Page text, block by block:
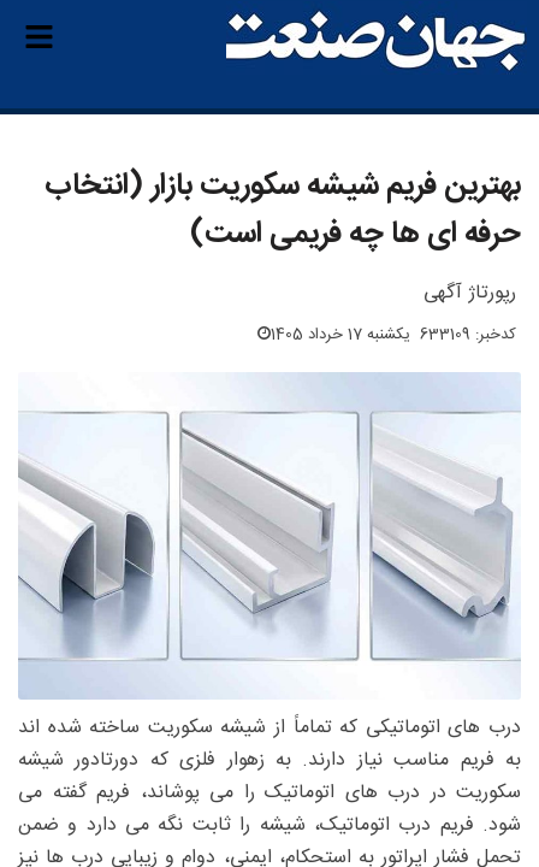
بهترین فریم شیشه سکوریت بازار (انتخاب
حرفه ای ها چه فریمی است)
رپورتاژ آگهی
کدخبر: 633109 یکشنبه 17 خرداد 1405
درب های اتوماتیکی که تماماً از شیشه سکوریت ساخته شده اند
به فریم مناسب نیاز دارند. به زهوار فلزی که دورتادور شیشه
سکوریت در درب های اتوماتیک را می پوشاند، فریم گفته می
شود. فریم درب اتوماتیک، شیشه را ثابت نگه می دارد و ضمن
تحمل فشار اپراتور به استحکام، ایمنی، دوام و زیبایی درب ها نیز